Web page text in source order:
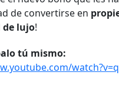
de convertirse en
lujo!
tú mismo: